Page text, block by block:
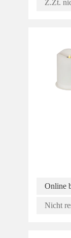
Z.Zt.
Online
Nicht